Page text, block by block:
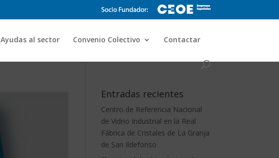
Ayudas al sector Convenio Colectivo Contactar
Entradas recientes
Centro de Referencia Nacional
de Vidrio Industrial en la Real
Fábrica de Cristales de La Granja
de San Ildefonso